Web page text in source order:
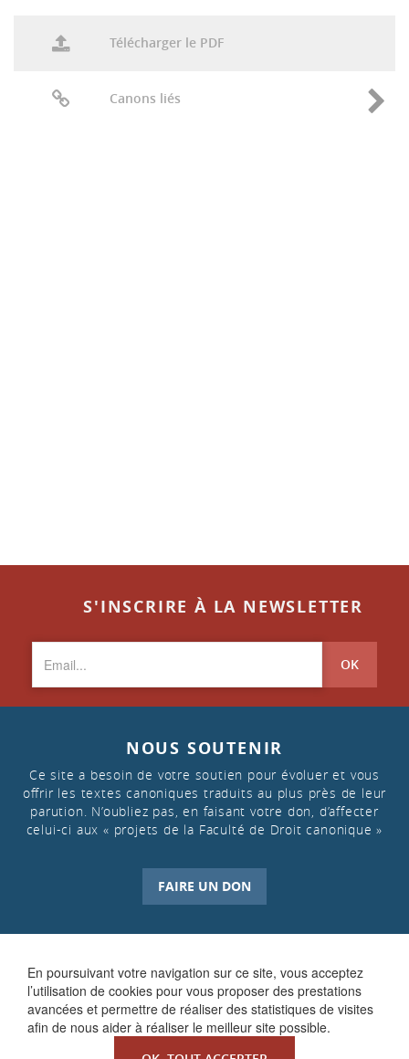
En poursuivant votre navigation sur ce site, vous acceptez
l’utilisation de cookies pour vous proposer des prestations
avancées et permettre de réaliser des statistiques de visites
afin de nous aider à réaliser le meilleur site possible.
Télécharger le PDF
Canons liés
S'INSCRIRE À LA NEWSLETTER
OK
NOUS SOUTENIR
Ce site a besoin de votre soutien pour évoluer et vous
offrir les textes canoniques traduits au plus près de leur
parution. N’oubliez pas, en faisant votre don, d’affecter
celui-ci aux « projets de la Faculté de Droit canonique »
FAIRE UN DON